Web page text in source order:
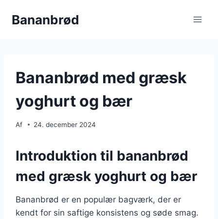
Bananbrød
Bananbrød med græsk
yoghurt og bær
Af 24. december 2024
Introduktion til bananbrød
med græsk yoghurt og bær
Bananbrød er en populær bagværk, der er
kendt for sin saftige konsistens og søde smag.